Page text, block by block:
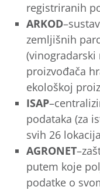
registriranih
ARKOD
zemljišnih
proizvođača
ekološkoj
ISAP
podataka (za
svih 26
AGRONET
putem koje
podatke o